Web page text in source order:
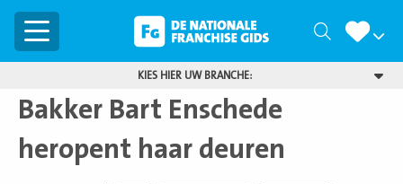
Menu Zoeken
KIES HIER UW BRANCHE:
Bakker Bart Enschede
heropent haar deuren